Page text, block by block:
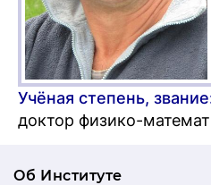
Учёная степень,
доктор физико-
Об Институте